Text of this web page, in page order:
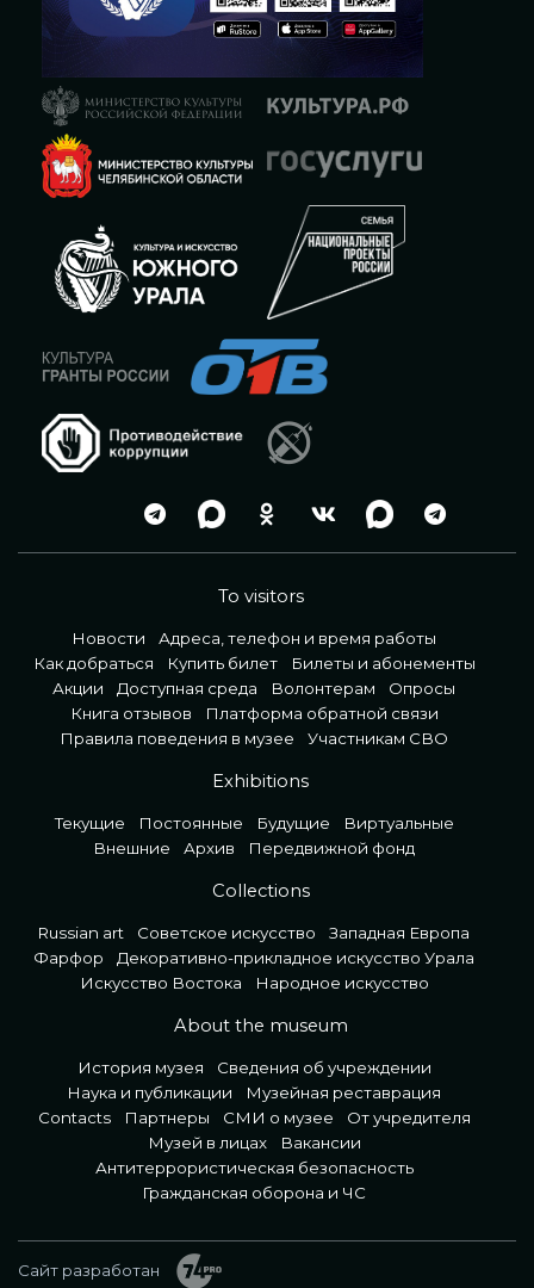
To visitors
Новости
Адреса, телефон и время работы
Как добраться
Купить билет
Билеты и абонементы
Акции
Доступная среда Волонтерам
Опросы
Книга отзывов
Платформа обратной связи
Правила поведения в музее
Участникам СВО
Exhibitions
Текущие Постоянные Будущие
Виртуальные
Внешние
Архив Передвижной фонд
Collections
Russian art Советское искусство
Западная Европа
Фарфор
Декоративно-прикладное искусство Урала
Искусство Востока
Народное искусство
About the museum
История музея
Сведения об учреждении
Наука и публикации
Музейная реставрация
Contacts
Партнеры СМИ о музее
От учредителя
Музей в лицах
Вакансии
Антитеррористическая безопасность
Гражданская оборона и ЧС
Сайт разработан